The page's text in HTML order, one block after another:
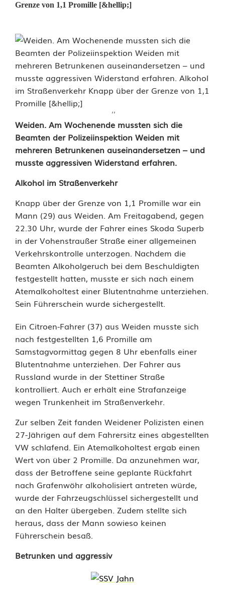
Grenze von 1,1 Promille [&hellip;]
''
A
l
k
o
h
o
l
,
A
g
r
e
s
s
o
n
u
n
d
D
r
Weiden. Am Wochenende mussten sich die
Beamten der Polizeiinspektion Weiden mit
mehreren Betrunkenen auseinandersetzen – und
musste aggressiven Widerstand erfahren.
Alkohol im Straßenverkehr
Knapp über der Grenze von 1,1 Promille war ein
Mann (29) aus Weiden. Am Freitagabend, gegen
22.30 Uhr, wurde der Fahrer eines Skoda Superb
in der Vohenstraußer Straße einer allgemeinen
Verkehrskontrolle unterzogen. Nachdem die
Beamten Alkoholgeruch bei dem Beschuldigten
festgestellt hatten, musste er sich nach einem
Atemalkoholtest einer Blutentnahme unterziehen.
Sein Führerschein wurde sichergestellt.
Ein Citroen-Fahrer (37) aus Weiden musste sich
nach festgestellten 1,6 Promille am
Samstagvormittag gegen 8 Uhr ebenfalls einer
Blutentnahme unterziehen. Der Fahrer aus
Russland wurde in der Stettiner Straße
kontrolliert. Auch er erhält eine Strafanzeige
wegen Trunkenheit im Straßenverkehr.
Zur selben Zeit fanden Weidener Polizisten einen
27-Jährigen auf dem Fahrersitz eines abgestellten
VW schlafend. Ein Atemalkoholtest ergab einen
Wert von über 2 Promille. Da anzunehmen war,
dass der Betroffene seine geplante Rückfahrt
nach Grafenwöhr alkoholisiert antreten würde,
wurde der Fahrzeugschlüssel sichergestellt und
an den Halter übergeben. Zudem stellte sich
heraus, dass der Mann sowieso keinen
Führerschein besaß.
Betrunken und aggressiv